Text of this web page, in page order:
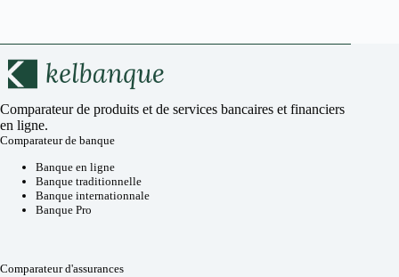
Comparateur de produits et de services bancaires et financiers
en ligne.
Comparateur de banque
Banque en ligne
Banque traditionnelle
Banque internationnale
Banque Pro
Comparateur d'assurances